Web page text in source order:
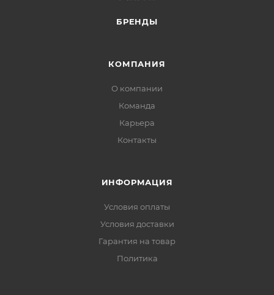
БРЕНДЫ
КОМПАНИЯ
О компании
Команда
Карьера
Контакты
ИНФОРМАЦИЯ
Условия оплаты
Условия доставки
Гарантия на товар
Политика